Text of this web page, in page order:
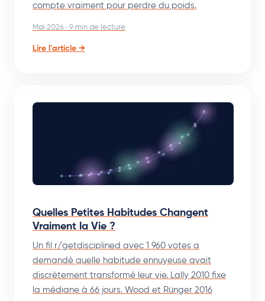
compte vraiment pour perdre du poids.
Mai 2026 · 9 min de lecture
Lire l'article →
Quelles Petites Habitudes Changent
Vraiment la Vie ?
Un fil r/getdisciplined avec 1 960 votes a
demandé quelle habitude ennuyeuse avait
discrètement transformé leur vie. Lally 2010 fixe
la médiane à 66 jours. Wood et Rünger 2016